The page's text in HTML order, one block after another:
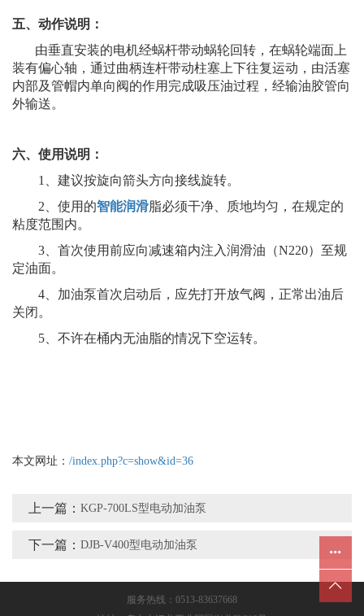
五、动作说明：
由垂直安装的电机经蜗杆带动蜗轮回转，在蜗轮端面上
装有偏心轴，通过曲柄连杆带动柱塞上下往复运动，由活塞
内部及管帽内单向阀的作用完成吸压油过程，经输油胶管向
外输送。
六、使用说明：
1、建议按旋向箭头方向接线旋转。
2、使用的智能润滑脂必须干净、质地均匀，在规定的
粘度范围内。
3、首次使用前应向减速箱内注入润滑油（N220）至规
定油面。
4、加油泵首次启动后，应先打开放气阀，正常出油后
关闭。
5、不许在桶内无油脂的情况下空运转。
本文网址： /index.php?c=show&id=36
上一篇： KGP-700LS型电动加油泵
下一篇： DJB-V400型电动加油泵
服务热线：0513-83637668